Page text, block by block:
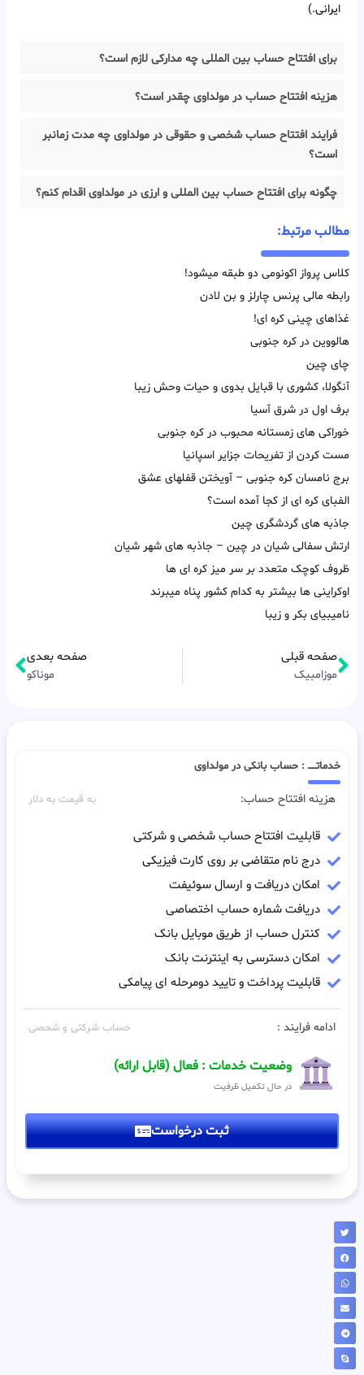
ایرانی.)
برای افتتاح حساب بین المللی چه مدارکی لازم است؟
هزینه افتتاح حساب در مولداوی چقدر است؟
فرایند افتتاح حساب شخصی و حقوقی در مولداوی چه مدت زمانبر
است؟
چگونه برای افتتاح حساب بین المللی و ارزی در مولداوی اقدام کنم؟
مطالب مرتبط:
کلاس پرواز اکونومی دو طبقه میشود!
رابطه مالی پرنس چارلز و بن لادن
غذاهای چینی کره ای!
هالووین در کره جنوبی
چای چین
آنگولا، کشوری با قبایل بدوی و حیات وحش زیبا
برف اول در شرق آسیا
خوراکی های زمستانه محبوب در کره جنوبی
مست کردن از تفریحات جزایر اسپانیا
برج نامسان کره جنوبی – آویختن قفلهای عشق
الفبای کره ای از کجا آمده است؟
جاذبه های گردشگری چین
ارتش سفالی شیان در چین – جاذبه های شهر شیان
ظروف کوچک متعدد بر سر میز کره ای ها
اوکراینی ها بیشتر به کدام کشور پناه میبرند
نامیبیای بکر و زیبا
صفحه قبلی
موزامبیک
صفحه بعدی
موناکو
خدماتـــــ : حساب بانکی در مولداوی
هزینه افتتاح حساب: به قیمت به دلار
قابلیت افتتاح حساب شخصی و شرکتی
درج نام متقاضی بر روی کارت فیزیکی
امکان دریافت و ارسال سوئیفت
دریافت شماره حساب اختصاصی
کنترل حساب از طریق موبایل بانک
امکان دسترسی به اینترنت بانک
قابلیت پرداخت و تایید دومرحله ای پیامکی
ادامه فرایند : حساب شرکتی و شحصی
وضعیت خدمات : فعال (قابل ارائه)
در حال تکمیل ظرفیت
ثبت درخواست